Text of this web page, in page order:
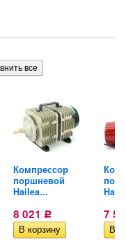
Компрессор
поршневой
Hailea...
8 021 Р 7